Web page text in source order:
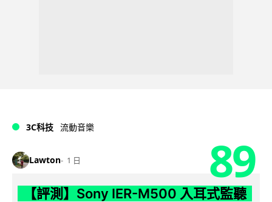
3C科技 流動音樂
Lawton 1 日 89
【評測】Sony IER-M500 入耳式監聽